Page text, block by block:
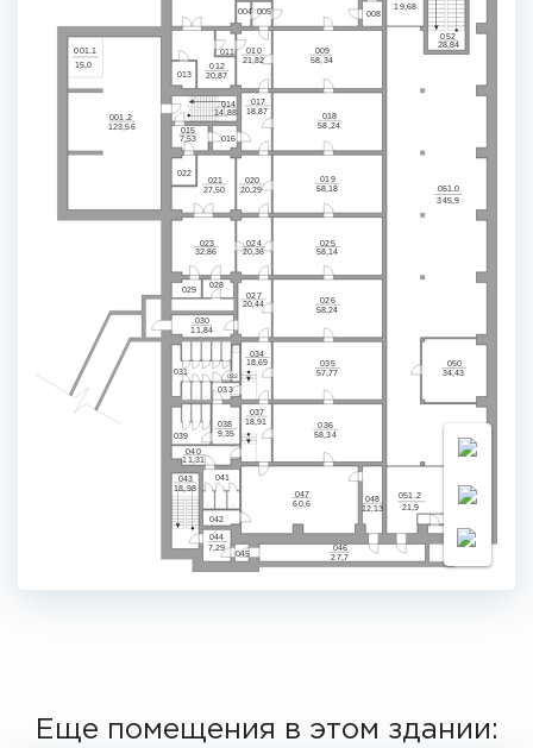
008
052
005
004
037
18,91
9,35
11,31
048
12,13
049
041
042
040
038
033
039
031
043
18,98
045
032
009
012
017
018
019
025
026
035
034
050
051.0
19,68
036
047
046
044
027
023 024
020
021
015
016
010
58,34
28,84
20,87
18,87
14,88
58,24
58,18
58,14
58,24
57,77
18,69
34,43
345,9
58,34
60,6
27,7
7,29
20,44
32,86 20,36
20,29
27,50
7,53
21,82
001.2
001.1
15,0
123,56
013
011
022
030
11,84
029 028
014
051.2
21,9
Еще помещения в этом здании: